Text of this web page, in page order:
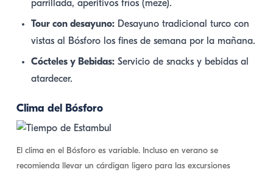
parrillada, aperitivos fríos (meze).
Tour con desayuno: Desayuno tradicional turco con
vistas al Bósforo los fines de semana por la mañana.
Cócteles y Bebidas: Servicio de snacks y bebidas al
atardecer.
Clima del Bósforo
El clima en el Bósforo es variable. Incluso en verano se
recomienda llevar un cárdigan ligero para las excursiones